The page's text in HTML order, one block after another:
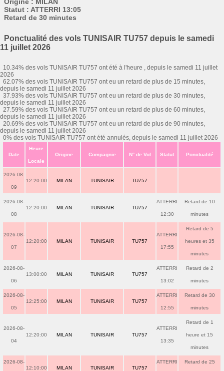
Statut : ATTERRI 13:05
Retard de 30 minutes
Ponctualité des vols TUNISAIR TU757 depuis le samedi
11 juillet 2026
10.34% des vols TUNISAIR TU757 ont été à l'heure , depuis le samedi 11 juillet
2026
62.07% des vols TUNISAIR TU757 ont eu un retard de plus de 15 minutes,
depuis le samedi 11 juillet 2026
37.93% des vols TUNISAIR TU757 ont eu un retard de plus de 30 minutes,
depuis le samedi 11 juillet 2026
27.59% des vols TUNISAIR TU757 ont eu un retard de plus de 60 minutes,
depuis le samedi 11 juillet 2026
20.69% des vols TUNISAIR TU757 ont eu un retard de plus de 90 minutes,
depuis le samedi 11 juillet 2026
0% des vols TUNISAIR TU757 ont été annulés, depuis le samedi 11 juillet 2026
Date
Heure
Locale
Origine Compagnie N° de Vol Statut Ponctualité
2026-08-
09
12:20:00 MILAN TUNISAIR TU757
2026-08-
08
12:20:00 MILAN TUNISAIR TU757
ATTERRI
12:30
Retard de 10
minutes
2026-08-
07
12:20:00 MILAN TUNISAIR TU757
ATTERRI
17:55
Retard de 5
heures et 35
minutes
2026-08-
06
13:00:00 MILAN TUNISAIR TU757
ATTERRI
13:02
Retard de 2
minutes
2026-08-
05
12:25:00 MILAN TUNISAIR TU757
ATTERRI
12:55
Retard de 30
minutes
2026-08-
04
12:20:00 MILAN TUNISAIR TU757
ATTERRI
13:35
Retard de 1
heure et 15
minutes
2026-08-
12:10:00 MILAN TUNISAIR TU757
ATTERRI Retard de 25